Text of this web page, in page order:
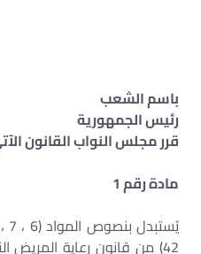
باسم الشعب
رئيس الجمهورية
قرر مجلس النواب القانون
مادة رقم 1